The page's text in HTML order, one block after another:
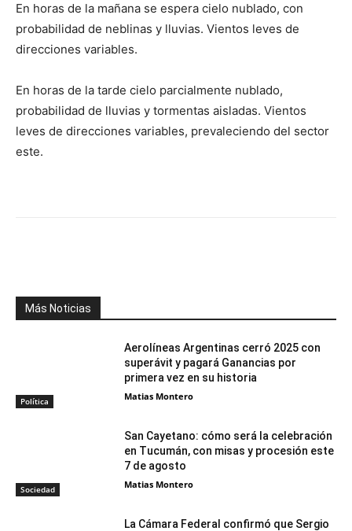
En horas de la mañana se espera cielo nublado, con
probabilidad de neblinas y lluvias. Vientos leves de
direcciones variables.
En horas de la tarde cielo parcialmente nublado,
probabilidad de lluvias y tormentas aisladas. Vientos
leves de direcciones variables, prevaleciendo del sector
este.
Más Noticias
Política
Aerolíneas Argentinas cerró 2025 con
superávit y pagará Ganancias por
primera vez en su historia
Matias Montero
Sociedad
San Cayetano: cómo será la celebración
en Tucumán, con misas y procesión este
7 de agosto
Matias Montero
La Cámara Federal confirmó que Sergio